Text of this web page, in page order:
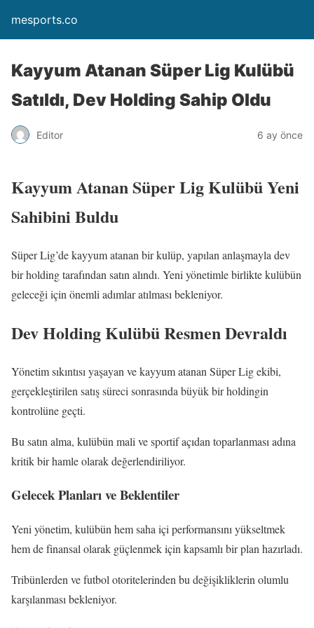
mesports.co
Kayyum Atanan Süper Lig Kulübü
Satıldı, Dev Holding Sahip Oldu
Editor 6 ay önce
Kayyum Atanan Süper Lig Kulübü Yeni
Sahibini Buldu
Süper Lig’de kayyum atanan bir kulüp, yapılan anlaşmayla dev
bir holding tarafından satın alındı. Yeni yönetimle birlikte kulübün
geleceği için önemli adımlar atılması bekleniyor.
Dev Holding Kulübü Resmen Devraldı
Yönetim sıkıntısı yaşayan ve kayyum atanan Süper Lig ekibi,
gerçekleştirilen satış süreci sonrasında büyük bir holdingin
kontrolüne geçti.
Bu satın alma, kulübün mali ve sportif açıdan toparlanması adına
kritik bir hamle olarak değerlendiriliyor.
Gelecek Planları ve Beklentiler
Yeni yönetim, kulübün hem saha içi performansını yükseltmek
hem de finansal olarak güçlenmek için kapsamlı bir plan hazırladı.
Tribünlerden ve futbol otoritelerinden bu değişikliklerin olumlu
karşılanması bekleniyor.